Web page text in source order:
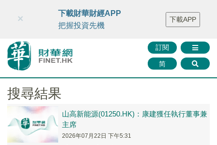
財華智庫網 FINTV FINMETA 財華證券 媒體矩陣
智庫沙龍
聯絡我們
訂閱
简
×
下載財華財經APP
把握投資先機
下載APP
搜尋結果
山高新能源(01250.HK)：康建獲任執行董事兼
主席
2026年07月22日 下午5:31